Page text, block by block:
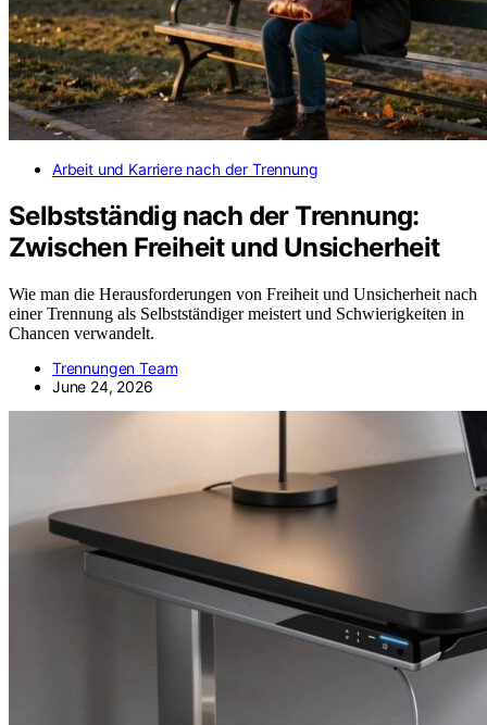
Arbeit und Karriere nach der Trennung
Selbstständig nach der Trennung:
Zwischen Freiheit und Unsicherheit
Wie man die Herausforderungen von Freiheit und Unsicherheit nach
einer Trennung als Selbstständiger meistert und Schwierigkeiten in
Chancen verwandelt.
Trennungen Team
June 24, 2026